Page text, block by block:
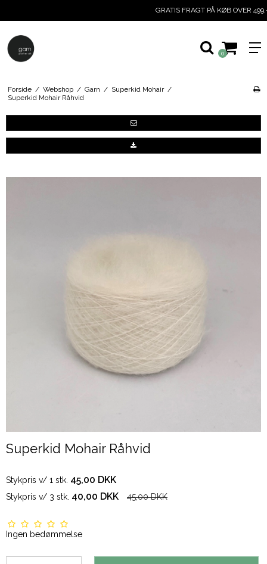
GRATIS FRAGT PÅ KØB OVER 499,-
0
Forside / Webshop / Garn / Superkid Mohair /
Superkid Mohair Råhvid
Superkid Mohair Råhvid
Stykpris v/ 1 stk. 45,00 DKK
Stykpris v/ 3 stk. 40,00 DKK 45,00 DKK
Ingen bedømmelse